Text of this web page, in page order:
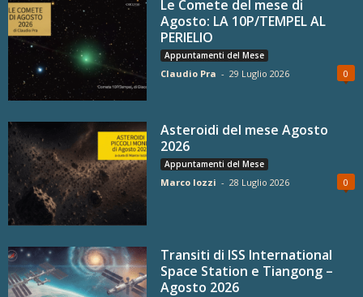
Le Comete del mese di
Agosto: LA 10P/TEMPEL AL
PERIELIO
Appuntamenti del Mese
Claudio Pra - 29 Luglio 2026 0
Asteroidi del mese Agosto
2026
Appuntamenti del Mese
Marco Iozzi - 28 Luglio 2026 0
Transiti di ISS International
Space Station e Tiangong –
Agosto 2026